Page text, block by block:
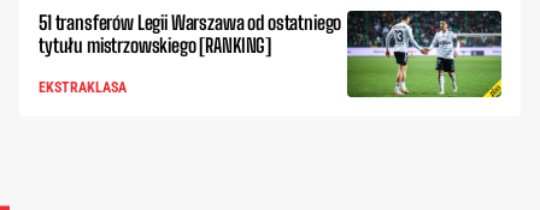
51 transferów Legii Warszawa od ostatniego
tytułu mistrzowskiego [RANKING]
EKSTRAKLASA